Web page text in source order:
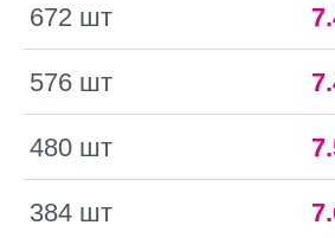
672 шт
576 шт
480 шт
384 шт